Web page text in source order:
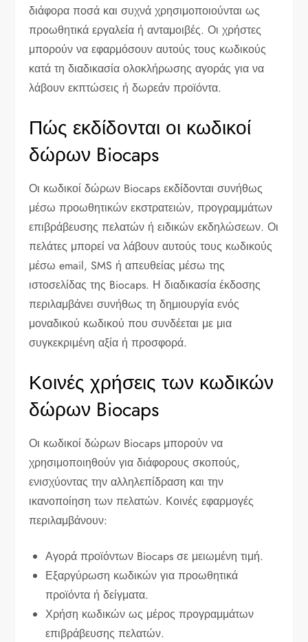
διάφορα ποσά και συχνά χρησιμοποιούνται ως
προωθητικά εργαλεία ή ανταμοιβές. Οι χρήστες
μπορούν να εφαρμόσουν αυτούς τους κωδικούς
κατά τη διαδικασία ολοκλήρωσης αγοράς για να
λάβουν εκπτώσεις ή δωρεάν προϊόντα.
Πώς εκδίδονται οι κωδικοί
δώρων Biocaps
Οι κωδικοί δώρων Biocaps εκδίδονται συνήθως
μέσω προωθητικών εκστρατειών, προγραμμάτων
επιβράβευσης πελατών ή ειδικών εκδηλώσεων. Οι
πελάτες μπορεί να λάβουν αυτούς τους κωδικούς
μέσω email, SMS ή απευθείας μέσω της
ιστοσελίδας της Biocaps. Η διαδικασία έκδοσης
περιλαμβάνει συνήθως τη δημιουργία ενός
μοναδικού κωδικού που συνδέεται με μια
συγκεκριμένη αξία ή προσφορά.
Κοινές χρήσεις των κωδικών
δώρων Biocaps
Οι κωδικοί δώρων Biocaps μπορούν να
χρησιμοποιηθούν για διάφορους σκοπούς,
ενισχύοντας την αλληλεπίδραση και την
ικανοποίηση των πελατών. Κοινές εφαρμογές
περιλαμβάνουν:
Αγορά προϊόντων Biocaps σε μειωμένη τιμή.
Εξαργύρωση κωδικών για προωθητικά
προϊόντα ή δείγματα.
Χρήση κωδικών ως μέρος προγραμμάτων
επιβράβευσης πελατών.